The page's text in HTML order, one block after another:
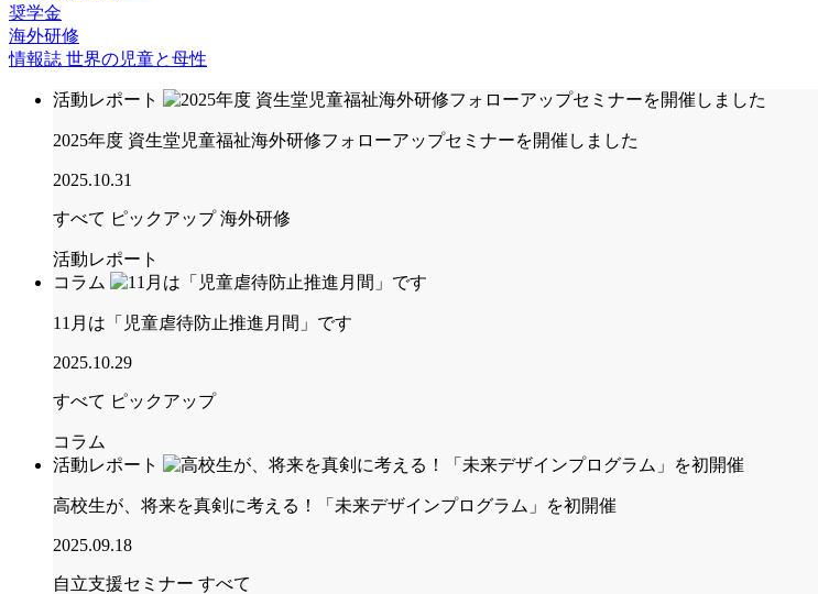
奨学金
海外研修
情報誌 世界の児童と母性
活動レポート
2025年度 資生堂児童福祉海外研修フォローアップセミナーを開催しました
2025.10.31
すべて ピックアップ 海外研修
活動レポート
コラム
11月は「児童虐待防止推進月間」です
2025.10.29
すべて ピックアップ
コラム
活動レポート
高校生が、将来を真剣に考える！「未来デザインプログラム」を初開催
2025.09.18
自立支援セミナー すべて